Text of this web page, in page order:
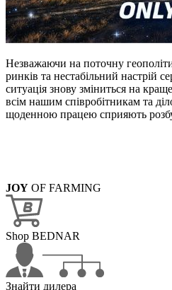
Незважаючи на поточну
ринків та нестабільний настрій
ситуація знову зміниться на
всім нашим співробітникам та
щоденною працею сприяють
JOY OF FARMING
Shop BEDNAR
Знайти дилера